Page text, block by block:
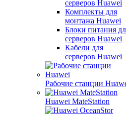
серверов Huawei
Комплекты для
монтажа Huawei
Блоки питания
серверов Huawei
Кабели для
серверов Huawei
Рабочие станции
Huawei MateStation